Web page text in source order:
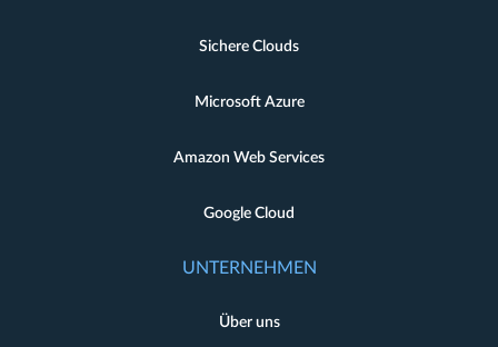
Sichere Clouds
Microsoft Azure
Amazon Web Services
Google Cloud
UNTERNEHMEN
Über uns